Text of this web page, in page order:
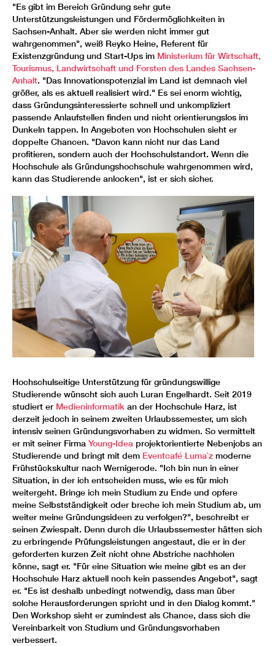
"Es gibt im Bereich Gründung sehr gute
Unterstützungsleistungen und Fördermöglichkeiten in
Sachsen-Anhalt. Aber sie werden nicht immer gut
wahrgenommen", weiß Reyko Heine, Referent für
Existenzgründung und Start-Ups im Ministerium für Wirtschaft,
Tourismus, Landwirtschaft und Forsten des Landes Sachsen-
Anhalt. "Das Innovationspotenzial im Land ist demnach viel
größer, als es aktuell realisiert wird." Es sei enorm wichtig,
dass Gründungsinteressierte schnell und unkompliziert
passende Anlaufstellen finden und nicht orientierungslos im
Dunkeln tappen. In Angeboten von Hochschulen sieht er
doppelte Chancen. "Davon kann nicht nur das Land
profitieren, sondern auch der Hochschulstandort. Wenn die
Hochschule als Gründungshochschule wahrgenommen wird,
kann das Studierende anlocken", ist er sich sicher.
Hochschulseitige Unterstützung für gründungswillige
Studierende wünscht sich auch Luran Engelhardt. Seit 2019
studiert er Medieninformatik an der Hochschule Harz, ist
derzeit jedoch in seinem zweiten Urlaubssemester, um sich
intensiv seinen Gründungsvorhaben zu widmen. So vermittelt
er mit seiner Firma Young-Idea projektorientierte Nebenjobs an
Studierende und bringt mit dem Eventcafé Luma`z moderne
Frühstückskultur nach Wernigerode. "Ich bin nun in einer
Situation, in der ich entscheiden muss, wie es für mich
weitergeht. Bringe ich mein Studium zu Ende und opfere
meine Selbstständigkeit oder breche ich mein Studium ab, um
weiter meine Gründungsideen zu verfolgen?", beschreibt er
seinen Zwiespalt. Denn durch die Urlaubssemester hätten sich
zu erbringende Prüfungsleistungen angestaut, die er in der
geforderten kurzen Zeit nicht ohne Abstriche nachholen
könne, sagt er. "Für eine Situation wie meine gibt es an der
Hochschule Harz aktuell noch kein passendes Angebot", sagt
er. "Es ist deshalb unbedingt notwendig, dass man über
solche Herausforderungen spricht und in den Dialog kommt."
Den Workshop sieht er zumindest als Chance, dass sich die
Vereinbarkeit von Studium und Gründungsvorhaben
verbessert.